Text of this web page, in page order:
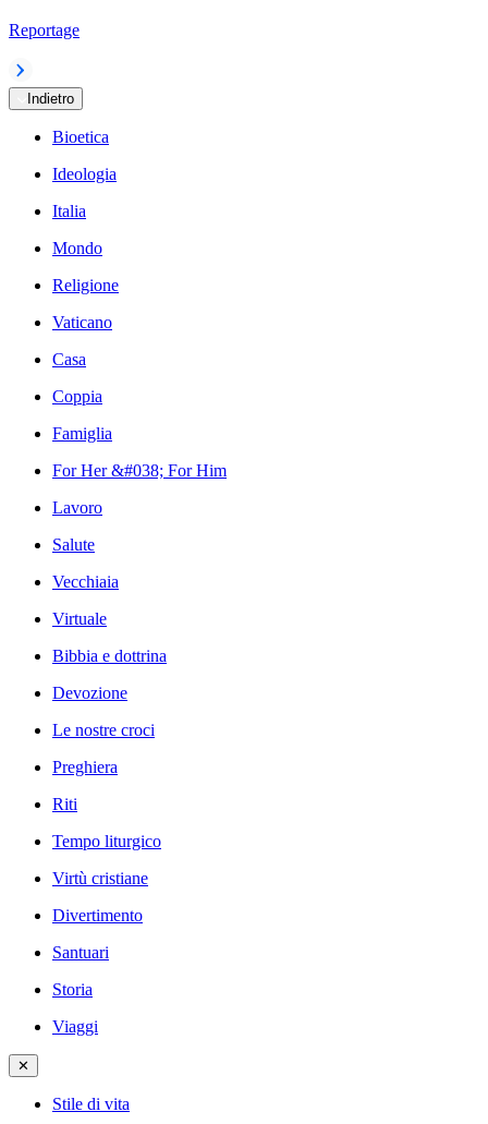
Reportage
Indietro
Bioetica
Ideologia
Italia
Mondo
Religione
Vaticano
Casa
Coppia
Famiglia
For Her &#038; For Him
Lavoro
Salute
Vecchiaia
Virtuale
Bibbia e dottrina
Devozione
Le nostre croci
Preghiera
Riti
Tempo liturgico
Virtù cristiane
Divertimento
Santuari
Storia
Viaggi
✕
Stile di vita